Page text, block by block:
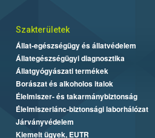
Szakterületek
Állat-egészségügy és állatvédelem
Állategészségügyi diagnosztika
Állatgyógyászati termékek
Borászat és alkoholos italok
Élelmiszer- és takarmánybiztonság
Élelmiszerlánc-biztonsági laborhálózat
Járványvédelem
Kiemelt ügyek, EUTR